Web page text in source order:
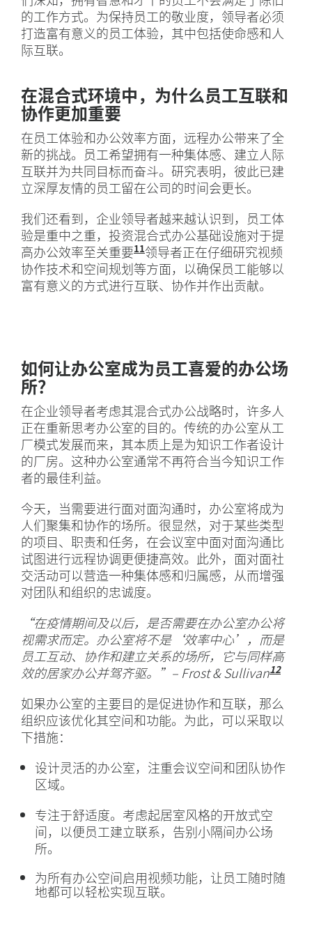
的工作方式。为保持员工的敬业度，领导者必须
打造富有意义的员工体验，其中包括使命感和人
际互联。
在混合式环境中，为什么员工互联和
协作更加重要
在员工体验和办公效率方面，远程办公带来了全
新的挑战。员工希望拥有一种集体感、建立人际
互联并为共同目标而奋斗。研究表明，彼此已建
立深厚友情的员工留在公司的时间会更长。
我们还看到，企业领导者越来越认识到，员工体
验是重中之重，投资混合式办公基础设施对于提
高办公效率至关重要11Gallup 最近一项调查显示，
领导者正在仔细研究视频
协作技术和空间规划等方面，以确保员工能够以
富有意义的方式进行互联、协作并作出贡献。
如何让办公室成为员工喜爱的办公场
所？
在企业领导者考虑其混合式办公战略时，许多人
正在重新思考办公室的目的。传统的办公室从工
厂模式发展而来，其本质上是为知识工作者设计
的厂房。这种办公室通常不再符合当今知识工作
者的最佳利益。
今天，当需要进行面对面沟通时，办公室将成为
人们聚集和协作的场所。很显然，对于某些类型
的项目、职责和任务，在会议室中面对面沟通比
试图进行远程协调更便捷高效。此外，面对面社
交活动可以营造一种集体感和归属感，从而增强
对团队和组织的忠诚度。
“在疫情期间及以后，是否需要在办公室办公将
视需求而定。办公室将不是‘效率中心’，而是
员工互动、协作和建立关系的场所，它与同样高
效的居家办公并驾齐驱。”– Frost & Sullivan12“后
如果办公室的主要目的是促进协作和互联，那么
组织应该优化其空间和功能。为此，可以采取以
下措施：
设计灵活的办公室，注重会议空间和团队协作
区域。
专注于舒适度。考虑起居室风格的开放式空
间，以便员工建立联系，告别小隔间办公场
所。
为所有办公空间启用视频功能，让员工随时随
地都可以轻松实现互联。